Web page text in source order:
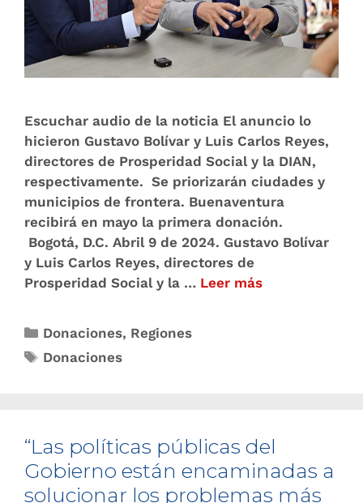
Escuchar audio de la noticia El anuncio lo
hicieron Gustavo Bolívar y Luis Carlos Reyes,
directores de Prosperidad Social y la DIAN,
respectivamente. Se priorizarán ciudades y
municipios de frontera. Buenaventura
recibirá en mayo la primera donación.
Bogotá, D.C. Abril 9 de 2024. Gustavo Bolívar
y Luis Carlos Reyes, directores de
Prosperidad Social y la … Leer más
Donaciones, Regiones
Donaciones
“Las políticas públicas del
Gobierno están encaminadas a
solucionar los problemas más